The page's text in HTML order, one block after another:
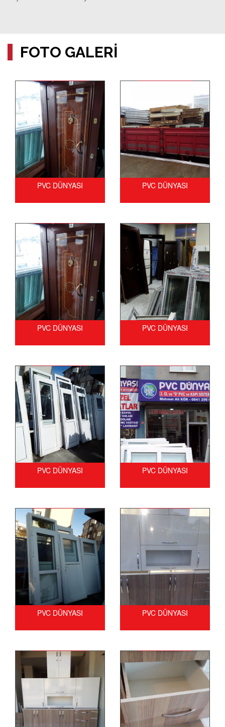
FOTO GALERİ
PVC DÜNYASI PVC DÜNYASI
PVC DÜNYASI PVC DÜNYASI
PVC DÜNYASI PVC DÜNYASI
PVC DÜNYASI PVC DÜNYASI